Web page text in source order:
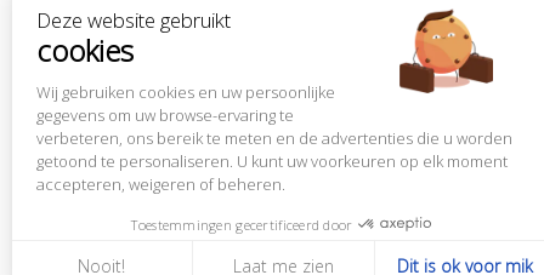
Deze website gebruikt
cookies
Wij gebruiken cookies en uw persoonlijke
gegevens om uw browse-ervaring te
verbeteren, ons bereik te meten en de advertenties die u worden
getoond te personaliseren. U kunt uw voorkeuren op elk moment
accepteren, weigeren of beheren.
Toestemmingen gecertificeerd door
Nooit! Laat me zien Dit is ok voor mik
Mouches
Gastronomisch
diner
30
signature
Diamant
Bleu Yacht
Privatisering
op offerte
à la
carte
à la carte
Offerte
groepen
De koopjes (onder € 60)